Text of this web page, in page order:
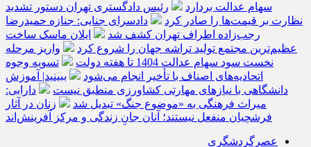
سهام عدالت بردارد
رئیس دادگستری تهران دستور تشدید
نظارت بر قیمت‌ها را صادر کرد
دادسرای جنایی: جنازه حمیدرضا
رجب‌زاده اطراف تهران کشف شد
ایلان ماسک ساخت
عظیم‌ترین مجتمع تولید تراشه جهان را شروع کرد
واریز مرحله
نخست سود سهام عدالت 1404 تا هفته دولت
تسویه وجوه
اتحادیه‌های اصناف با تأخیر انجام می‌شود
ببینید| آموزش
دانشگاهی با نیازهای مهارتی کشاورزی منطبق نیست
دارابی:
میراث‌ فرهنگی به «موضوع جنگ» تبدیل شد
زنان در آثار
فرشچیان منفعل نیستند؛ آنان جانِ زندگی و مرکز آفرینش‌اند
عصرگردشگری